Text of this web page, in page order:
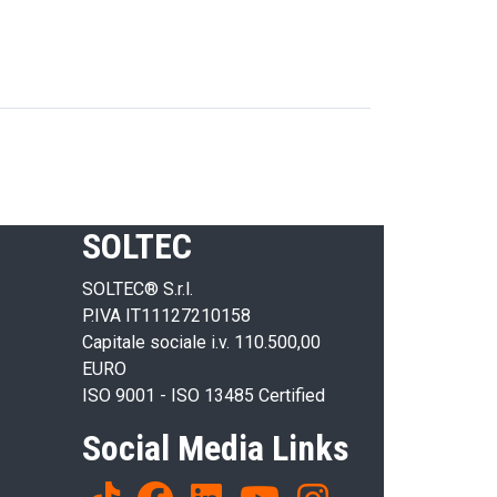
SOLTEC
SOLTEC® S.r.l.
P.IVA IT11127210158
Capitale sociale i.v. 110.500,00
EURO
ISO 9001 - ISO 13485 Certified
Social Media Links